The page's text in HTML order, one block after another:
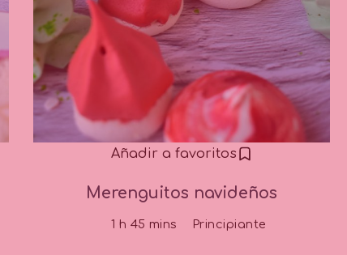
Añadir a favoritos
Merenguitos navideños
1 h 45 mins Principiante